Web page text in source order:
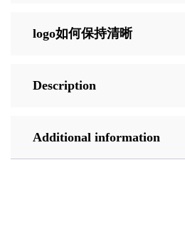
logo如何保持清晰
Description
Additional information